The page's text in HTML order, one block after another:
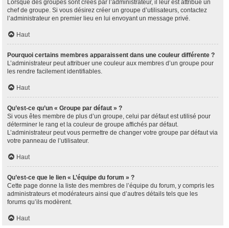
Lorsque des groupes sont créés par l’administrateur, il leur est attribué un
chef de groupe. Si vous désirez créer un groupe d’utilisateurs, contactez
l’administrateur en premier lieu en lui envoyant un message privé.
Haut
Pourquoi certains membres apparaissent dans une couleur différente ?
L’administrateur peut attribuer une couleur aux membres d’un groupe pour
les rendre facilement identifiables.
Haut
Qu’est-ce qu’un « Groupe par défaut » ?
Si vous êtes membre de plus d’un groupe, celui par défaut est utilisé pour
déterminer le rang et la couleur de groupe affichés par défaut.
L’administrateur peut vous permettre de changer votre groupe par défaut via
votre panneau de l’utilisateur.
Haut
Qu’est-ce que le lien « L’équipe du forum » ?
Cette page donne la liste des membres de l’équipe du forum, y compris les
administrateurs et modérateurs ainsi que d’autres détails tels que les
forums qu’ils modèrent.
Haut